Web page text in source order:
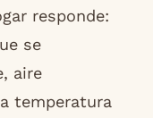
responde:
se
aire
temperatura